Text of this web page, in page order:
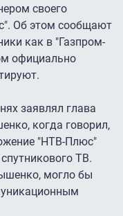
своего
Об этом сообщают
как в "Газпром-
официально
заявлял глава
когда говорил,
"НТВ-Плюс"
ТВ.
могло бы